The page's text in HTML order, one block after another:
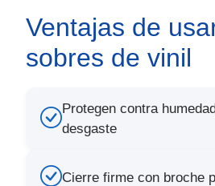
Ventajas de
sobres de vinil
Protegen contra
desgaste
Cierre firme con broche